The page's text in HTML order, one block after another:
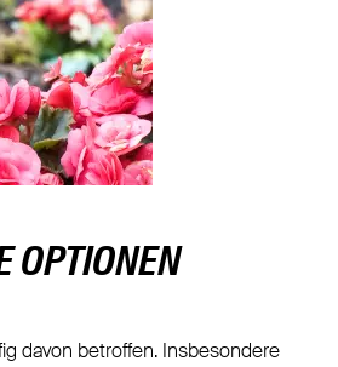
OPTIONEN
davon betroffen. Insbesondere